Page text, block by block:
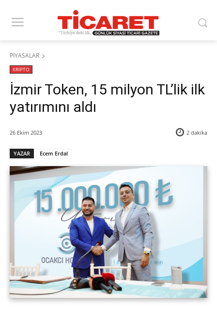
PİYASALAR
KRİPTO
İzmir Token, 15 milyon TL’lik ilk
yatırımını aldı
26 Ekim 2023 2 dakika
YAZAR Ecem Erdal